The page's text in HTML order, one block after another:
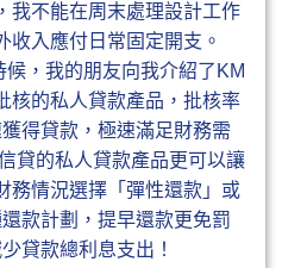
我不能在周末處理設計工作
收入應付日常固定開支。​
，我的朋友向我介紹了KM
核的私人貸款產品，批核率
得貸款，極速滿足財務需
貸的私人貸款產品更可以讓
務情況選擇「彈性還款」或
還款計劃，提早還款更免罰
貸款總利息支出！​​